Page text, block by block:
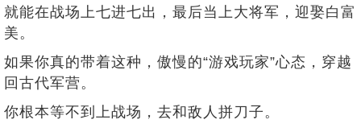
就能在战场上七进七出，最后当上大将军，迎娶白富
美。
如果你真的带着这种，傲慢的“游戏玩家”心态，穿越
回古代军营。
你根本等不到上战场，去和敌人拼刀子。